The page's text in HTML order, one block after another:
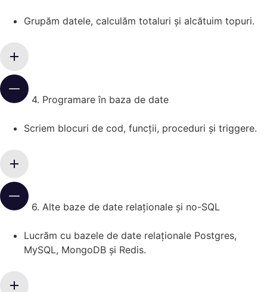
Grupăm datele, calculăm totaluri și alcătuim topuri.
4. Programare în baza de date
Scriem blocuri de cod, funcții, proceduri și triggere.
6. Alte baze de date relaționale și no-SQL
Lucrăm cu bazele de date relaționale Postgres,
MySQL, MongoDB și Redis.